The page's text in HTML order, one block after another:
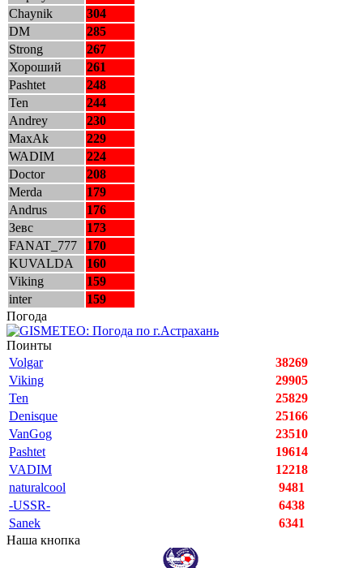
Chaynik
304
DM
285
Strong
267
Хороший
261
Pashtet
248
Ten
244
Andrey
230
MaxAk
229
WADIM
224
Doctor
208
Merda
179
Andrus
176
Зевс
173
FANAT_777
170
KUVALDA
160
Viking
159
inter
159
Погода
Поинты
Volgar
38269
Viking
29905
Ten
25829
Denisque
25166
VanGog
23510
Pashtet
19614
VADIM
12218
naturalcool
9481
-USSR-
6438
Sanek
6341
Наша кнопка